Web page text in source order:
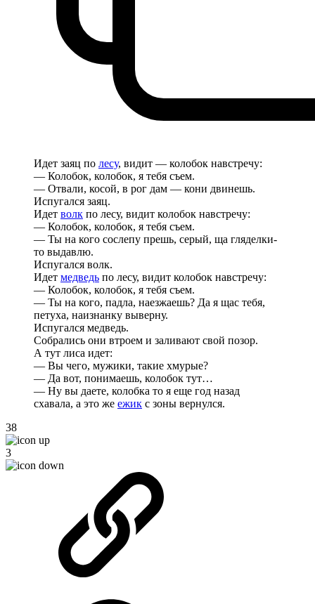
Идет заяц по лесу, видит — колобок навстречу:
— Колобок, колобок, я тебя съем.
— Отвали, косой, в рог дам — кони двинешь.
Испугался заяц.
Идет волк по лесу, видит колобок навстречу:
— Колобок, колобок, я тебя съем.
— Ты на кого сослепу прешь, серый, ща гляделки-
то выдавлю.
Испугался волк.
Идет медведь по лесу, видит колобок навстречу:
— Колобок, колобок, я тебя съем.
— Ты на кого, падла, наезжаешь? Да я щас тебя,
петуха, наизнанку выверну.
Испугался медведь.
Собрались они втроем и заливают свой позор.
А тут лиса идет:
— Вы чего, мужики, такие хмурые?
— Да вот, понимаешь, колобок тут…
— Ну вы даете, колобка то я еще год назад
схавала, а это же ежик с зоны вернулся.
38
3